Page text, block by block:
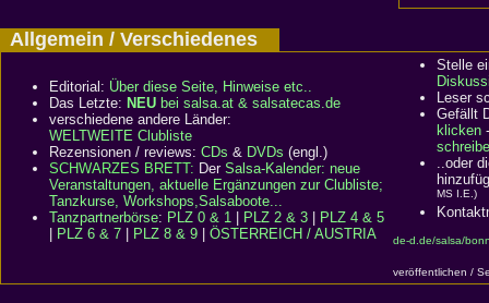
Allgemein / Verschiedenes
Editorial: Über diese Seite, Hinweise etc..
Das Letzte: NEU bei salsa.at & salsatecas.de
verschiedene andere Länder:
WELTWEITE Clubliste
Rezensionen / reviews: CDs & DVDs (engl.)
SCHWARZES BRETT: Der Salsa-Kalender: neue
Veranstaltungen, aktuelle Ergänzungen zur Clubliste;
Tanzkurse, Workshops,Salsaboote...
Tanzpartnerbörse: PLZ 0 & 1 PLZ 2 & 3
PLZ 4 & 5
PLZ 6 & 7 PLZ 8 & 9 ÖSTERREICH / AUSTRIA
Stelle
Leser
Gefällt
klicken
..oder
MS I.E.)
de-d.de/salsa/
veröffentlichen /